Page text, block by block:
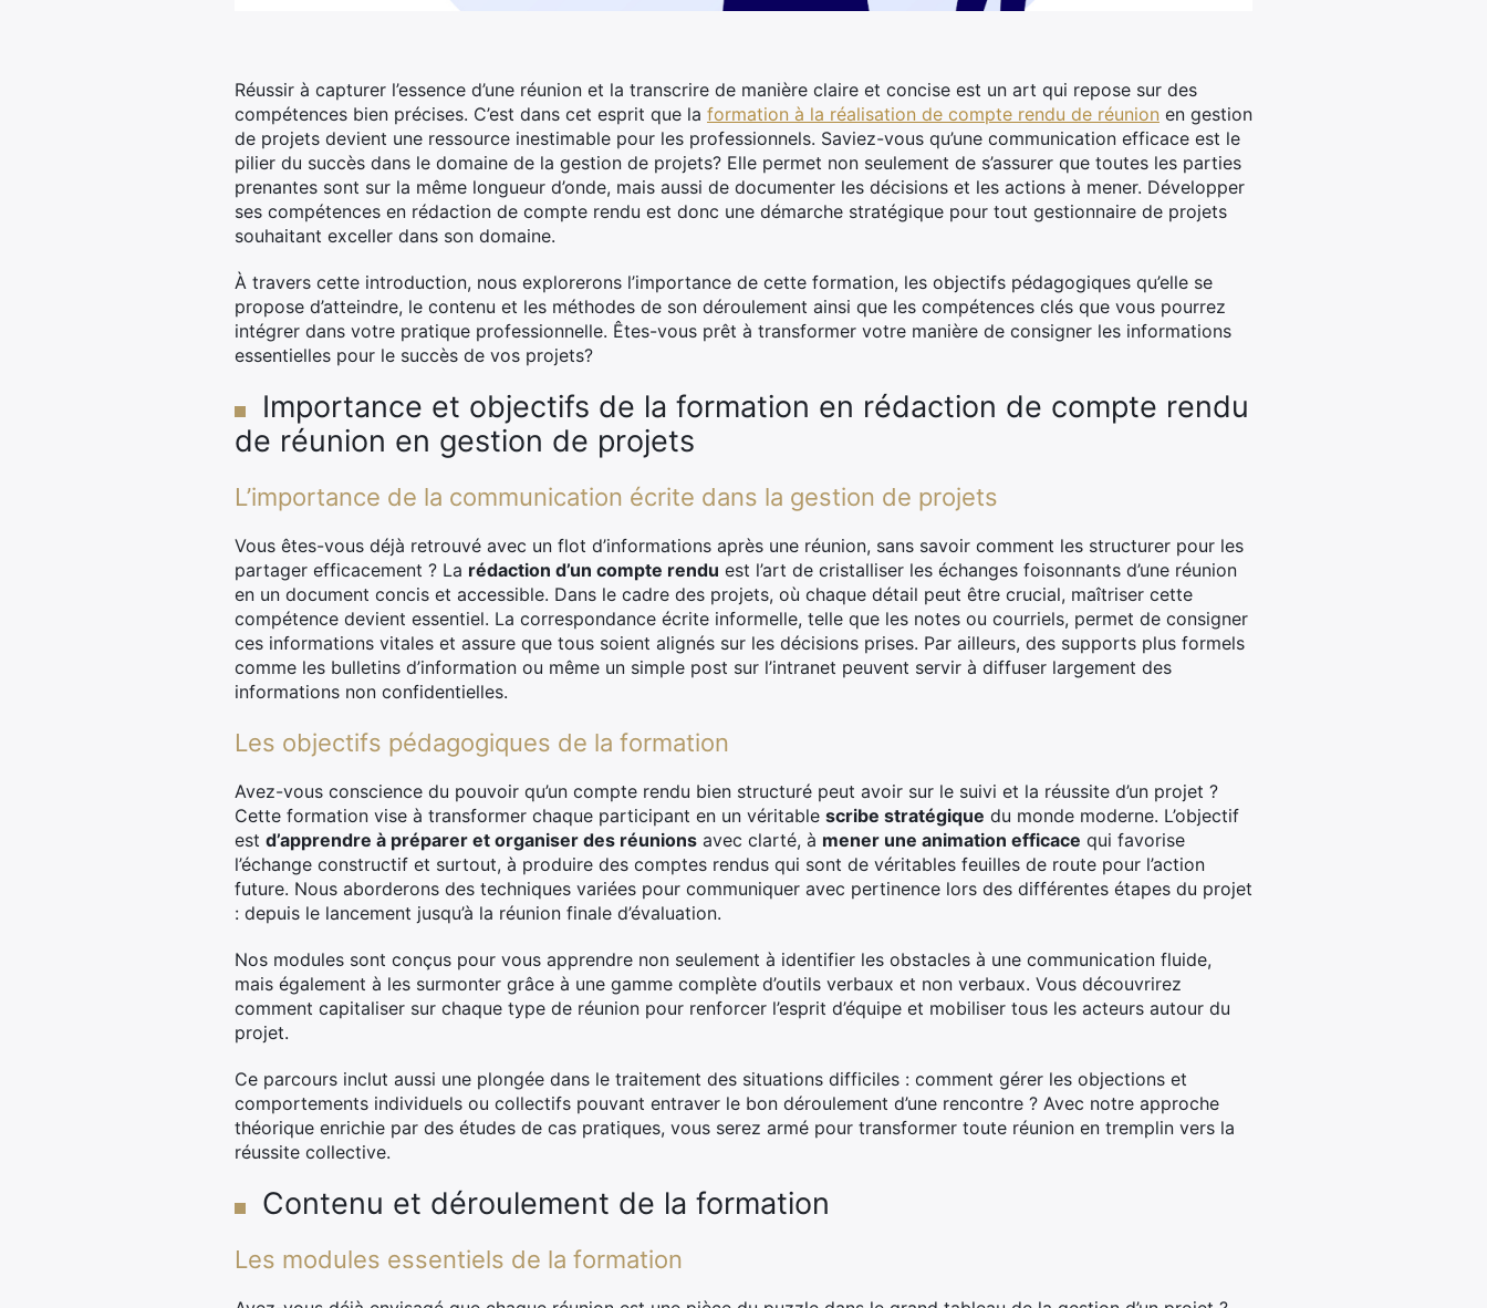
Réussir à capturer l’essence d’une réunion et la transcrire de manière claire et concise est un art qui repose sur des
compétences bien précises. C’est dans cet esprit que la formation à la réalisation de compte rendu de réunion en gestion
de projets devient une ressource inestimable pour les professionnels. Saviez-vous qu’une communication efficace est le
pilier du succès dans le domaine de la gestion de projets? Elle permet non seulement de s’assurer que toutes les parties
prenantes sont sur la même longueur d’onde, mais aussi de documenter les décisions et les actions à mener. Développer
ses compétences en rédaction de compte rendu est donc une démarche stratégique pour tout gestionnaire de projets
souhaitant exceller dans son domaine.
À travers cette introduction, nous explorerons l’importance de cette formation, les objectifs pédagogiques qu’elle se
propose d’atteindre, le contenu et les méthodes de son déroulement ainsi que les compétences clés que vous pourrez
intégrer dans votre pratique professionnelle. Êtes-vous prêt à transformer votre manière de consigner les informations
essentielles pour le succès de vos projets?
Importance et objectifs de la formation en rédaction de compte rendu
de réunion en gestion de projets
L’importance de la communication écrite dans la gestion de projets
Vous êtes-vous déjà retrouvé avec un flot d’informations après une réunion, sans savoir comment les structurer pour les
partager efficacement ? La rédaction d’un compte rendu est l’art de cristalliser les échanges foisonnants d’une réunion
en un document concis et accessible. Dans le cadre des projets, où chaque détail peut être crucial, maîtriser cette
compétence devient essentiel. La correspondance écrite informelle, telle que les notes ou courriels, permet de consigner
ces informations vitales et assure que tous soient alignés sur les décisions prises. Par ailleurs, des supports plus formels
comme les bulletins d’information ou même un simple post sur l’intranet peuvent servir à diffuser largement des
informations non confidentielles.
Les objectifs pédagogiques de la formation
Avez-vous conscience du pouvoir qu’un compte rendu bien structuré peut avoir sur le suivi et la réussite d’un projet ?
Cette formation vise à transformer chaque participant en un véritable scribe stratégique du monde moderne. L’objectif
est d’apprendre à préparer et organiser des réunions avec clarté, à mener une animation efficace qui favorise
l’échange constructif et surtout, à produire des comptes rendus qui sont de véritables feuilles de route pour l’action
future. Nous aborderons des techniques variées pour communiquer avec pertinence lors des différentes étapes du projet
: depuis le lancement jusqu’à la réunion finale d’évaluation.
Nos modules sont conçus pour vous apprendre non seulement à identifier les obstacles à une communication fluide,
mais également à les surmonter grâce à une gamme complète d’outils verbaux et non verbaux. Vous découvrirez
comment capitaliser sur chaque type de réunion pour renforcer l’esprit d’équipe et mobiliser tous les acteurs autour du
projet.
Ce parcours inclut aussi une plongée dans le traitement des situations difficiles : comment gérer les objections et
comportements individuels ou collectifs pouvant entraver le bon déroulement d’une rencontre ? Avec notre approche
théorique enrichie par des études de cas pratiques, vous serez armé pour transformer toute réunion en tremplin vers la
réussite collective.
Contenu et déroulement de la formation
Les modules essentiels de la formation